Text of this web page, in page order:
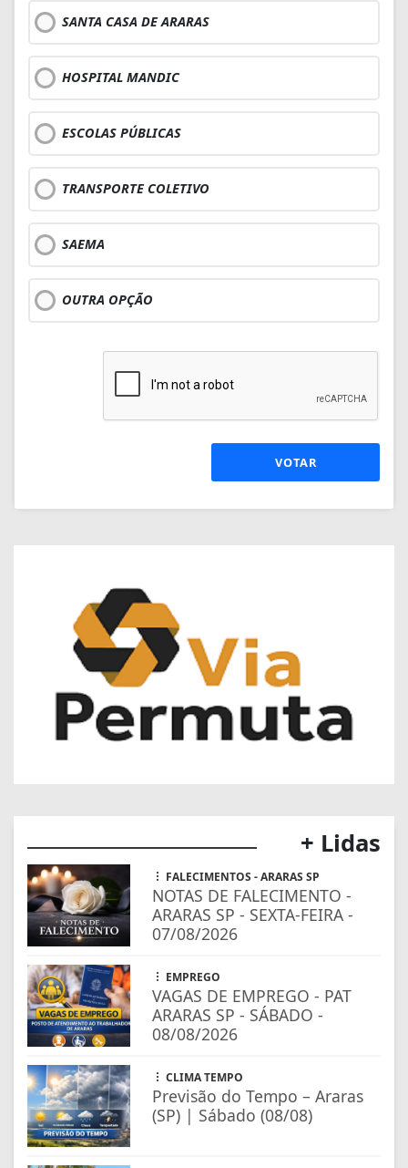
SANTA CASA DE ARARAS
HOSPITAL MANDIC
ESCOLAS PÚBLICAS
TRANSPORTE COLETIVO
SAEMA
OUTRA OPÇÃO
VOTAR
+ Lidas
FALECIMENTOS - ARARAS SP
NOTAS DE FALECIMENTO -
ARARAS SP - SEXTA-FEIRA -
07/08/2026
EMPREGO
VAGAS DE EMPREGO - PAT
ARARAS SP - SÁBADO -
08/08/2026
CLIMA TEMPO
Previsão do Tempo – Araras
(SP) | Sábado (08/08)